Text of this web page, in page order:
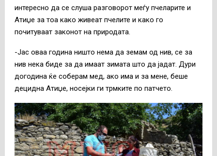
интересно да се слуша разговорот меѓу пчеларите и
Атиџе за тоа како живеат пчелите и како го
почитуваат законот на природата.
-Јас оваа година ништо нема да земам од нив, се за
нив нека биде за да имаат зимата што да јадат. Дури
догодина ќе соберам мед, ако има и за мене, беше
децидна Атиџе, носејки ги трмките по патчето.